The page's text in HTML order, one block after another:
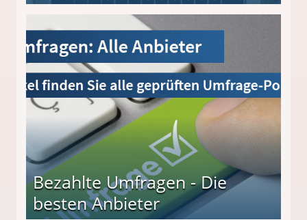
Bezahlte Umfragen - Die
besten Anbieter